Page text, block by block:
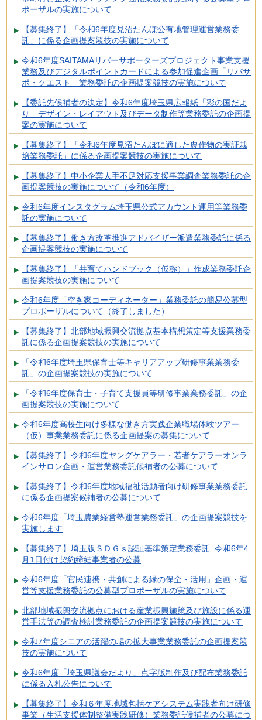
ポーザルの実施について
【募集終了】「令和6年度見沼たんぼ公有地管理運営業務委
託」に係る企画提案競技の実施について
令和6年度SAITAMAリバーサポーターズプロジェクト事業支援
業務及びデジタルポイントカードによる参加促進企画「リバサ
ポ・クエスト」業務委託の企画提案競技の実施について
【委託先候補者の決定】令和6年度埼玉県広報紙「彩の国だよ
り」デザイン・レイアウト及びデータ制作等業務委託の企画提
案の実施について
【募集終了】「令和6年度見沼たんぼに適した農作物の実証栽
培業務委託」に係る企画提案競技の実施について
【募集終了】中小企業人手不足対応支援事業調査業務委託の企
画提案競技の実施について（令和6年度）
令和6年度インスタグラム埼玉県公式アカウント運用等業務委
託の実施について
【募集終了】働き方改革推進アドバイザー派遣業務委託に係る
企画提案競技の実施について
【募集終了】「共育てハンドブック（仮称）」作成業務委託企
画提案競技の実施について
令和6年度「空き家コーディネーター」業務委託の簡易公募型
プロポーザルについて（終了しました）
【募集終了】北部地域振興交流拠点基本構想策定等支援業務委
託に係る企画提案競技の実施について
「令和6年度埼玉県保育士等キャリアアップ研修事業業務委
託」の企画提案競技の実施について
「令和6年度保育士・子育て支援員等研修事業業務委託」の企
画提案競技の実施について
令和6年度高校生向け多様な働き方実践企業職場体験ツアー
（仮）事業業務委託に係る企画提案の募集について
【募集終了】令和6年度ヤングケアラー・若者ケアラーオンラ
インサロン企画・運営業務委託候補者の公募について
【募集終了】令和6年度地域福祉活動者向け研修事業業務委託
に係る企画提案候補者の公募について
令和6年度「埼玉農業経営塾運営業務委託」の企画提案競技を
実施します
【募集終了】埼玉版ＳＤＧｓ認証基準策定業務委託 令和6年4
月1日付け契約締結事業者の公募
令和6年度「官民連携・共創による緑の保全・活用」企画・運
営等支援業務委託の公募型プロポーザルの実施について
北部地域振興交流拠点における産業振興施策及び施設に係る運
営手法等の調査検討業務委託の企画提案競技の実施について
令和7年度シニアの活躍の場の拡大事業業務委託の企画提案競
技の実施について
令和6年度「埼玉県議会だより」点字版制作及び配布業務委託
に係る入札公告について
【募集終了】令和６年度地域包括ケアシステム実践者向け研修
事業（生活支援体制整備実践研修）業務委託候補者の公募につ